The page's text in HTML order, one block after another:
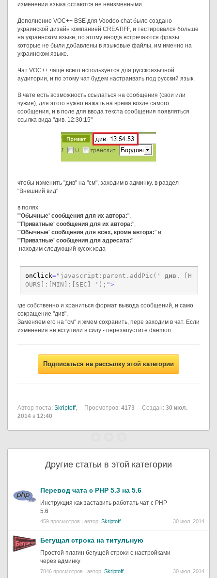
изменении языка остаются не неизменными.
Дополнение VOC++ BSE для Voodoo chat было создано
украинской дизайн компанией CREATIFF, и тестировался больше
на украинском языке, по этому иногда встречаются фразы
которые не были добавлены в языковые файлы, им именно на
украинском языке.
Чат VOC++ чаще всего используется для русскоязычной
аудитории, и по этому чат будем настраивать под русский язык.
В чате есть возможность ссылаться на сообщения (свои или
чужие), для этого нужно нажать на время возле самого
сообщения, и в поле для ввода текста сообщения появляться
ссылка вида "див. 12:30:15"
чтобы изменить "див" на "см", заходим в админку. в раздел
"Внешний вид"
в полях
"'Обычные' сообщения для их автора:",
"'Приватные' сообщения для их автора:",
"'Обычные' сообщения для всех, кроме автора:" и
"'Приватные' сообщения для адресата:"
находим следующий кусок кода
onClick="javascript:parent.addPic(' див . [H
OURS]:[MIN]:[SEC] ');">
где собственно и храниться формат вывода сообщений, и само
сокращение "див".
Заменяем его на "см" и жмем сохранить, пере заходим в чат. Если
изменения не вступили в силу - перезапустите daemon
Подписаться на рассылку этой категории
Автор поста: Skriptoff, Просмотров: 4173 Создан: 30 июл.
2014 в 12:40
Другие статьи в этой категории
Перевод чата с PHP 5.3 на 5.6
Инструкция как заставить работать чат с PHP
5.6
459 просмотров | автор: Skriptoff 30 июл. 2014
Бегущая строка на титульную
Простой плагин бегущей строки с настройками
через админку
7846 просмотров | автор: Skriptoff 30 июл. 2014